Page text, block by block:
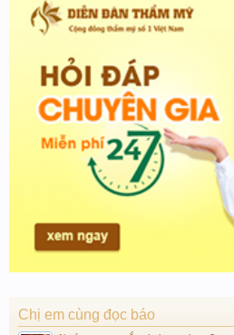
Chị em cùng đọc báo